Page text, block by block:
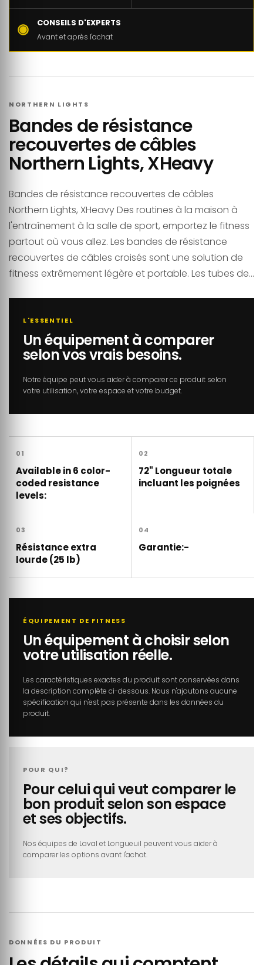
◉ CONSEILS D'EXPERTS
Avant et après l'achat
NORTHERN LIGHTS
Bandes de résistance
recouvertes de câbles
Northern Lights, XHeavy
Bandes de résistance recouvertes de câbles
Northern Lights, XHeavy Des routines à la maison à
l'entraînement à la salle de sport, emportez le fitness
partout où vous allez. Les bandes de résistance
recouvertes de câbles croisés sont une solution de
fitness extrêmement légère et portable. Les tubes de...
L'ESSENTIEL
Un équipement à comparer
selon vos vrais besoins.
Notre équipe peut vous aider à comparer ce produit selon
votre utilisation, votre espace et votre budget.
01
Available in 6 color-
coded resistance
levels:
02
72" Longueur totale
incluant les poignées
03
Résistance extra
lourde (25 lb)
04
Garantie:-
ÉQUIPEMENT DE FITNESS
Un équipement à choisir selon
votre utilisation réelle.
Les caractéristiques exactes du produit sont conservées dans
la description complète ci-dessous. Nous n'ajoutons aucune
spécification qui n'est pas présente dans les données du
produit.
POUR QUI?
Pour celui qui veut comparer le
bon produit selon son espace
et ses objectifs.
Nos équipes de Laval et Longueuil peuvent vous aider à
comparer les options avant l'achat.
DONNÉES DU PRODUIT